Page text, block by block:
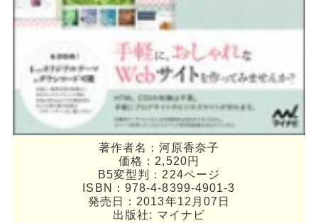
著作者名：河原香奈子
価格：2,520円
B5変型判：224ページ
ISBN：978-4-8399-4901-3
発売日：2013年12月07日
出版社: マイナビ